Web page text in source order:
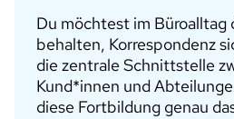
Du möchtest im Büroalltag
behalten, Korrespondenz
die zentrale Schnittstelle
Kund*innen und
diese Fortbildung genau